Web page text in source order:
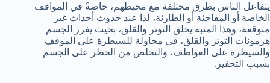
يتفاعل الناس بطرق مختلفة مع محيطهم، خاصةً في المواقف
الخاصة أو المفاجئة أو الطارئة، لذا عند حدوث أحداث غير
متوقعة، وهذا المنبه يخلق التوتر والقلق، بحيث يفرز الجسم
هرمونات التوتر والقلق، في محاولة للسيطرة على الموقف
والسيطرة على العواطف، والتخلص من الخطر على الجسم
بسبب التحفيز.